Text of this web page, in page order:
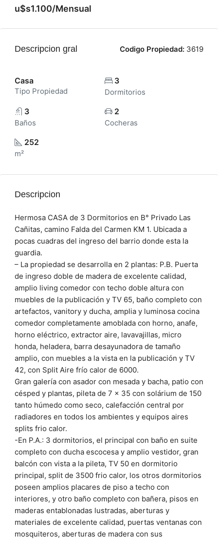
u$s1.100/Mensual
Descripcion gral Codigo Propiedad: 3619
Casa
Tipo Propiedad
3
Dormitorios
3
Baños
2
Cocheras
252
m²
Descripcion
Hermosa CASA de 3 Dormitorios en B° Privado Las
Cañitas, camino Falda del Carmen KM 1. Ubicada a
pocas cuadras del ingreso del barrio donde esta la
guardia.
– La propiedad se desarrolla en 2 plantas: P.B. Puerta
de ingreso doble de madera de excelente calidad,
amplio living comedor con techo doble altura con
muebles de la publicación y TV 65, baño completo con
artefactos, vanitory y ducha, amplia y luminosa cocina
comedor completamente amoblada con horno, anafe,
horno eléctrico, extractor aire, lavavajillas, micro
honda, heladera, barra desayunadora de tamaño
amplio, con muebles a la vista en la publicación y TV
42, con Split Aire frío calor de 6000.
Gran galería con asador con mesada y bacha, patio con
césped y plantas, pileta de 7 x 35 con solárium de 150
tanto húmedo como seco, calefacción central por
radiadores en todos los ambientes y equipos aires
splits frio calor.
-En P.A.: 3 dormitorios, el principal con baño en suite
completo con ducha escocesa y amplio vestidor, gran
balcón con vista a la pileta, TV 50 en dormitorio
principal, split de 3500 frio calor, los otros dormitorios
poseen amplios placares de piso a techo con
interiores, y otro baño completo con bañera, pisos en
maderas entablonadas lustradas, aberturas y
materiales de excelente calidad, puertas ventanas con
mosquiteros, aberturas de madera con sus